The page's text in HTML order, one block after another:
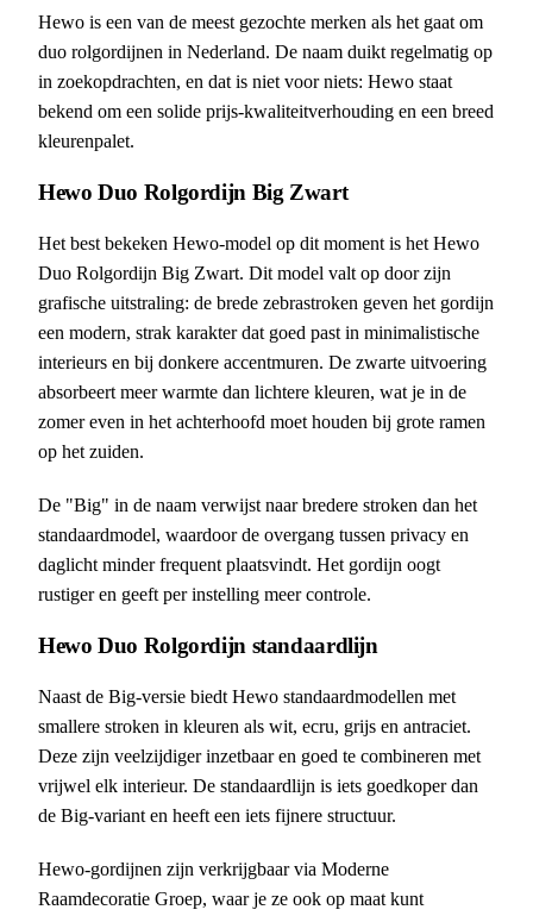
Hewo is een van de meest gezochte merken als het gaat om
duo rolgordijnen in Nederland. De naam duikt regelmatig op
in zoekopdrachten, en dat is niet voor niets: Hewo staat
bekend om een solide prijs-kwaliteitverhouding en een breed
kleurenpalet.
Hewo Duo Rolgordijn Big Zwart
Het best bekeken Hewo-model op dit moment is het Hewo
Duo Rolgordijn Big Zwart. Dit model valt op door zijn
grafische uitstraling: de brede zebrastroken geven het gordijn
een modern, strak karakter dat goed past in minimalistische
interieurs en bij donkere accentmuren. De zwarte uitvoering
absorbeert meer warmte dan lichtere kleuren, wat je in de
zomer even in het achterhoofd moet houden bij grote ramen
op het zuiden.
De "Big" in de naam verwijst naar bredere stroken dan het
standaardmodel, waardoor de overgang tussen privacy en
daglicht minder frequent plaatsvindt. Het gordijn oogt
rustiger en geeft per instelling meer controle.
Hewo Duo Rolgordijn standaardlijn
Naast de Big-versie biedt Hewo standaardmodellen met
smallere stroken in kleuren als wit, ecru, grijs en antraciet.
Deze zijn veelzijdiger inzetbaar en goed te combineren met
vrijwel elk interieur. De standaardlijn is iets goedkoper dan
de Big-variant en heeft een iets fijnere structuur.
Hewo-gordijnen zijn verkrijgbaar via Moderne
Raamdecoratie Groep, waar je ze ook op maat kunt